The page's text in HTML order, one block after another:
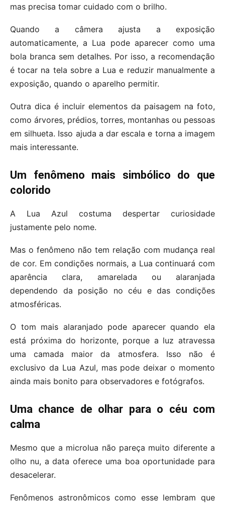
mas precisa tomar cuidado com o brilho.
Quando a câmera ajusta a exposição
automaticamente, a Lua pode aparecer como uma
bola branca sem detalhes. Por isso, a recomendação
é tocar na tela sobre a Lua e reduzir manualmente a
exposição, quando o aparelho permitir.
Outra dica é incluir elementos da paisagem na foto,
como árvores, prédios, torres, montanhas ou pessoas
em silhueta. Isso ajuda a dar escala e torna a imagem
mais interessante.
Um fenômeno mais simbólico do que
colorido
A Lua Azul costuma despertar curiosidade
justamente pelo nome.
Mas o fenômeno não tem relação com mudança real
de cor. Em condições normais, a Lua continuará com
aparência clara, amarelada ou alaranjada
dependendo da posição no céu e das condições
atmosféricas.
O tom mais alaranjado pode aparecer quando ela
está próxima do horizonte, porque a luz atravessa
uma camada maior da atmosfera. Isso não é
exclusivo da Lua Azul, mas pode deixar o momento
ainda mais bonito para observadores e fotógrafos.
Uma chance de olhar para o céu com
calma
Mesmo que a microlua não pareça muito diferente a
olho nu, a data oferece uma boa oportunidade para
desacelerar.
Fenômenos astronômicos como esse lembram que